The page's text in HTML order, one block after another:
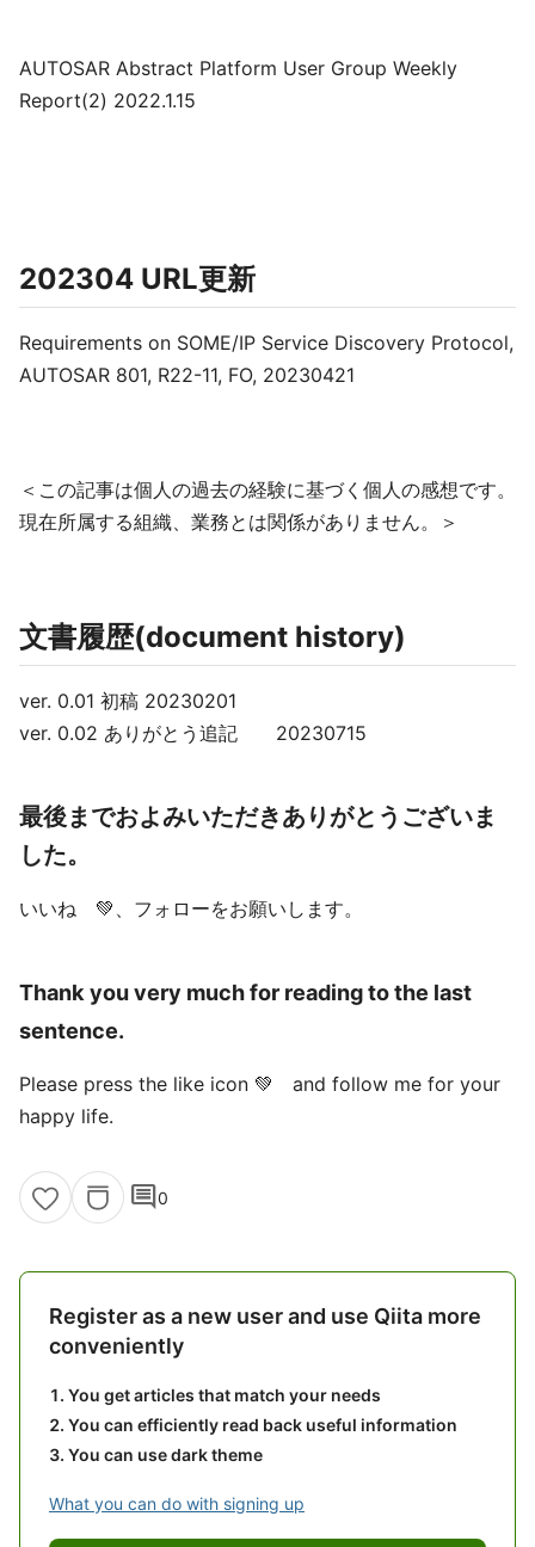
AUTOSAR Abstract Platform User Group Weekly
Report(2) 2022.1.15
202304 URL更新
Requirements on SOME/IP Service Discovery Protocol,
AUTOSAR 801, R22-11, FO, 20230421
＜この記事は個人の過去の経験に基づく個人の感想です。
現在所属する組織、業務とは関係がありません。＞
文書履歴(document history)
ver. 0.01 初稿 20230201
ver. 0.02 ありがとう追記 20230715
最後までおよみいただきありがとうございま
した。
いいね 💚、フォローをお願いします。
Thank you very much for reading to the last
sentence.
Please press the like icon 💚 and follow me for your
happy life.
comment0
Register as a new user and use Qiita more
conveniently
You get articles that match your needs
You can efficiently read back useful information
You can use dark theme
What you can do with signing up